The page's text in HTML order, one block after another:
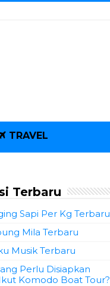
TRAVEL
Terbaru
Sapi Per Kg Terbaru
Mila Terbaru
Musik Terbaru
Perlu Disiapkan
Komodo Boat Tour?